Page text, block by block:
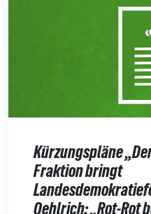
Kürzungspläne
Fraktion bringt
Oehlrich: „Rot-Rot